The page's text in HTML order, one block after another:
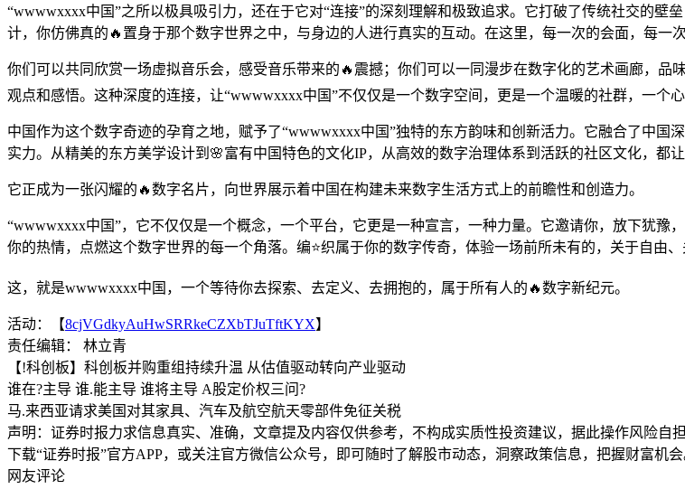
“wwwwxxxx中国”之所以极具吸引力，还在于它对“连接”的深刻理解和极致追求。它打破了传统社交的
计，你仿佛真的🔥置身于那个数字世界之中，与身边的人进行真实的互动。在这里，每一次的会面，每一
你们可以共同欣赏一场虚拟音乐会，感受音乐带来的🔥震撼；你们可以一同漫步在数字化的艺术画廊，品
观点和感悟。这种深度的连接，让“wwwwxxxx中国”不仅仅是一个数字空间，更是一个温暖的社群，一个心
中国作为这个数字奇迹的孕育之地，赋予了“wwwwxxxx中国”独特的东方韵味和创新活力。它融合了中
实力。从精美的东方美学设计到🌸富有中国特色的文化IP，从高效的数字治理体系到活跃的社区文化，都
它正成为一张闪耀的🔥数字名片，向世界展示着中国在构建未来数字生活方式上的前瞻性和创造力。
“wwwwxxxx中国”，它不仅仅是一个概念，一个平台，它更是一种宣言，一种力量。它邀请你，放下犹
你的热情，点燃这个数字世界的每一个角落。编⭐织属于你的数字传奇，体验一场前所未有的，关于自由
这，就是wwwwxxxx中国，一个等待你去探索、去定义、去拥抱的，属于所有人的🔥数字新纪元。
活动：【8cjVGdkyAuHwSRRkeCZXbTJuTftKYX】
责任编辑： 林立青
【!科创板】科创板并购重组持续升温 从估值驱动转向产业驱动
谁在?主导 谁.能主导 谁将主导 A股定价权三问?
马.来西亚请求美国对其家具、汽车及航空航天零部件免征关税
声明：证券时报力求信息真实、准确，文章提及内容仅供参考，不构成实质性投资建议，据此操作风险自担
下载“证券时报”官方APP，或关注官方微信公众号，即可随时了解股市动态，洞察政策信息，把握财富机会
网友评论